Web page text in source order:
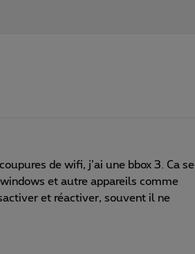
de wifi, j’ai une bbox 3. Ca se
et autre appareils comme
et réactiver, souvent il ne